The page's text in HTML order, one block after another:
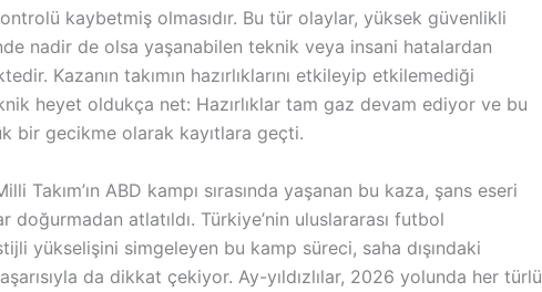
kaybetmiş olmasıdır. Bu tür olaylar, yüksek güvenlikli
nadir de olsa yaşanabilen teknik veya insani hatalardan
Kazanın takımın hazırlıklarını etkileyip etkilemediği
heyet oldukça net: Hazırlıklar tam gaz devam ediyor ve bu
bir gecikme olarak kayıtlara geçti.
Takım’ın ABD kampı sırasında yaşanan bu kaza, şans eseri
doğurmadan atlatıldı. Türkiye’nin uluslararası futbol
yükselişini simgeleyen bu kamp süreci, saha dışındaki
da dikkat çekiyor. Ay-yıldızlılar, 2026 yolunda her türlü